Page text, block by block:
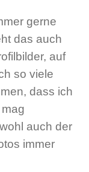
gerne
das auch
auf
so viele
dass ich
auch der
immer